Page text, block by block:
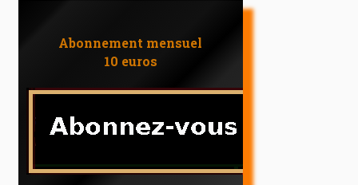
Abonnement mensuel
10 euros